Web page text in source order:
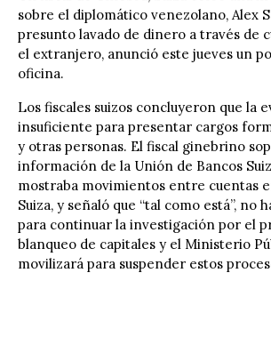
sobre el diplomático venezolano, Alex
presunto lavado de dinero a través de
el extranjero, anunció este jueves un
oficina.
Los fiscales suizos concluyeron que la
insuficiente para presentar cargos
y otras personas. El fiscal ginebrino
información de la Unión de Bancos
mostraba movimientos entre cuentas
Suiza, y señaló que “tal como está”, no
para continuar la investigación por el
blanqueo de capitales y el Ministerio
movilizará para suspender estos